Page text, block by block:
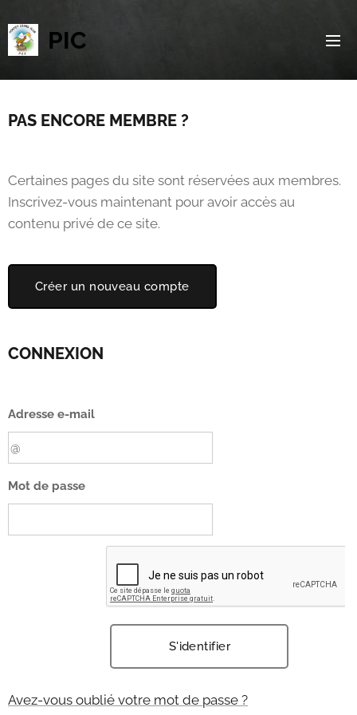
PIC
PAS ENCORE MEMBRE ?
Certaines pages du site sont réservées aux membres.
Inscrivez-vous maintenant pour avoir accès au
contenu privé de ce site.
Créer un nouveau compte
CONNEXION
Adresse e-mail
Mot de passe
S'identifier
Avez-vous oublié votre mot de passe ?